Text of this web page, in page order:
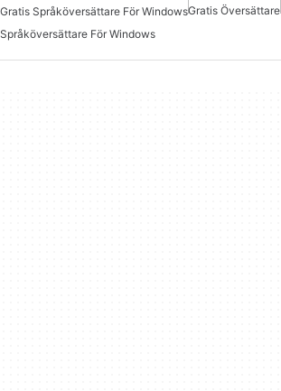
Gratis Språköversättare För WindowsGratis Översättare
Språköversättare För Windows